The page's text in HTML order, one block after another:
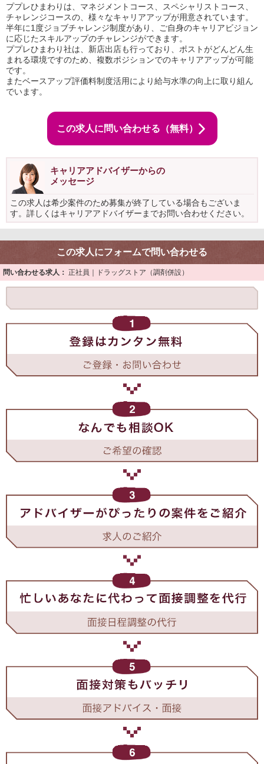
ププレひまわりは、マネジメントコース、スペシャリストコース、
チャレンジコースの、様々なキャリアアップが用意されています。
半年に1度ジョブチャレンジ制度があり、ご自身のキャリアビジョン
に応じたスキルアップのチャレンジができます。
ププレひまわり社は、新店出店も行っており、ポストがどんどん生
まれる環境ですのため、複数ポジションでのキャリアアップが可能
です。
またベースアップ評価料制度活用により給与水準の向上に取り組ん
でいます。
この求人に問い合わせる（無料）
キャリアアドバイザーからの
メッセージ
この求人は希少案件のため募集が終了している場合もございま
す。詳しくはキャリアアドバイザーまでお問い合わせください。
この求人にフォームで問い合わせる
問い合わせる求人： 正社員｜ドラッグストア（調剤併設）